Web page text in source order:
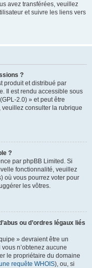
avez transférées, veuillez
et suivre les liens vers
?
produit et distribué par
Il est rendu accessible sous
2.0) » et peut être
veuillez consulter la rubrique
?
par phpBB Limited. Si
fonctionnalité, veuillez
où vous pourrez voter pour
les vôtres.
ou d’ordres légaux liés
» devraient être un
n’obtenez aucune
le propriétaire du domaine
requête WHOIS), ou, si